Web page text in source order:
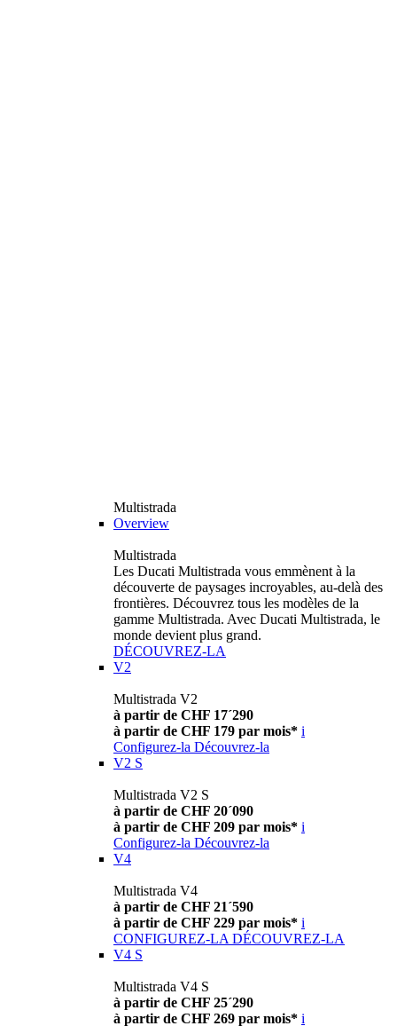
Multistrada
Overview
Multistrada
Les Ducati Multistrada vous emmènent à la
découverte de paysages incroyables, au-delà des
frontières. Découvrez tous les modèles de la
gamme Multistrada. Avec Ducati Multistrada, le
monde devient plus grand.
DÉCOUVREZ-LA
V2
Multistrada V2
à partir de CHF 17´290
à partir de CHF 179 par mois* i
Configurez-la Découvrez-la
V2 S
Multistrada V2 S
à partir de CHF 20´090
à partir de CHF 209 par mois* i
Configurez-la Découvrez-la
V4
Multistrada V4
à partir de CHF 21´590
à partir de CHF 229 par mois* i
CONFIGUREZ-LA DÉCOUVREZ-LA
V4 S
Multistrada V4 S
à partir de CHF 25´290
à partir de CHF 269 par mois* i